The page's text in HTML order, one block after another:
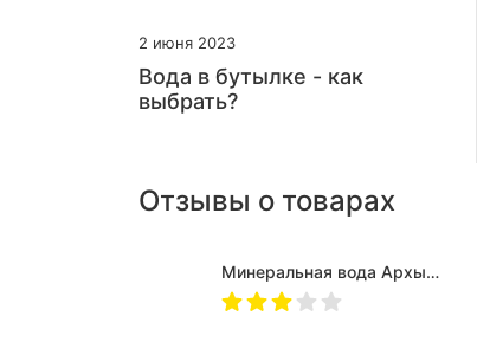
2 июня 2023
Вода в бутылке - как
выбрать?
Отзывы о товарах
Минеральная вода Архыз Vita негазированная, ПЭТ 0.5 л (12 штук)